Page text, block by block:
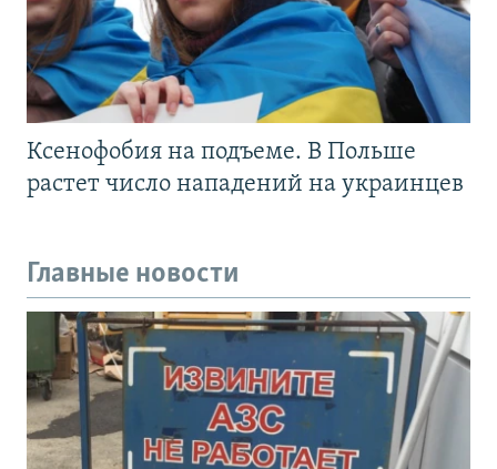
Ксенофобия на подъеме. В Польше
растет число нападений на украинцев
Главные новости